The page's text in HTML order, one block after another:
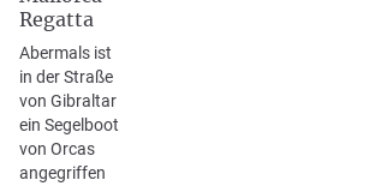
Regatta
Abermals ist
in der Straße
von Gibraltar
ein Segelboot
von Orcas
angegriffen